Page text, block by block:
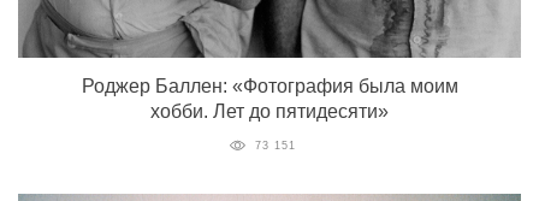
Роджер Баллен: «Фотография была моим
хобби. Лет до пятидесяти»
73 151